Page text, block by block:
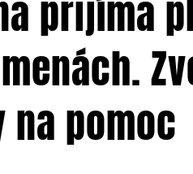
prijíma
na pomoc